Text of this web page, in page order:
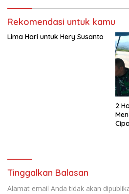
Rekomendasi untuk kamu
Lima Hari untuk Hery Susanto
2
Tinggalkan Balasan
Alamat email Anda tidak akan